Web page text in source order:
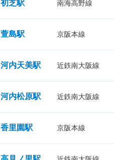
初芝駅 南海高野線
萱島駅 京阪本線
河内天美駅 近鉄南大阪線
河内松原駅 近鉄南大阪線
香里園駅 京阪本線